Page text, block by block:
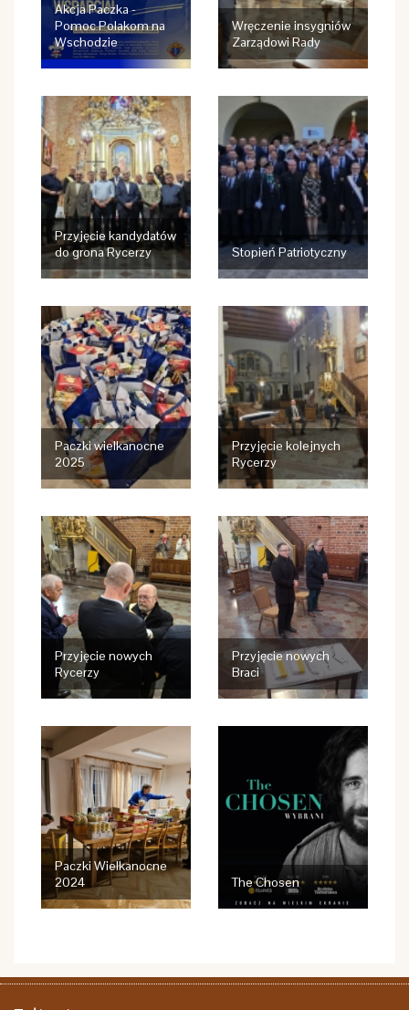
Akcja Paczka -
Pomoc Polakom na
Wschodzie
Wręczenie insygniów
Zarządowi Rady
Przyjęcie kandydatów
do grona Rycerzy
Stopień Patriotyczny
Paczki wielkanocne
2025
Przyjęcie kolejnych
Rycerzy
Przyjęcie nowych
Rycerzy
Przyjęcie nowych
Braci
Paczki Wielkanocne
2024
The Chosen